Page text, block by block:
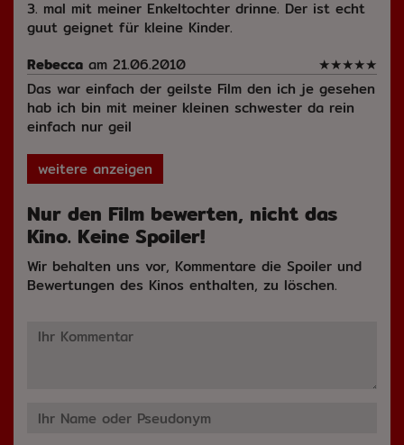
3. mal mit meiner Enkeltochter drinne. Der ist echt
guut geignet für kleine Kinder.
Rebecca am 21.06.2010 ★★★★★
Das war einfach der geilste Film den ich je gesehen
hab ich bin mit meiner kleinen schwester da rein
einfach nur geil
weitere anzeigen
Nur den Film bewerten, nicht das
Kino. Keine Spoiler!
Wir behalten uns vor, Kommentare die Spoiler und
Bewertungen des Kinos enthalten, zu löschen.